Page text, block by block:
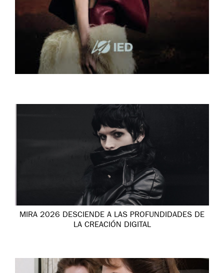
MIRA 2026 DESCIENDE A LAS PROFUNDIDADES DE
LA CREACIÓN DIGITAL